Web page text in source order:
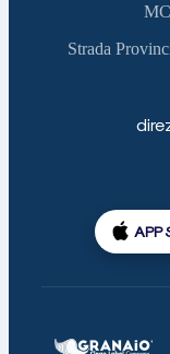
Strada
APP